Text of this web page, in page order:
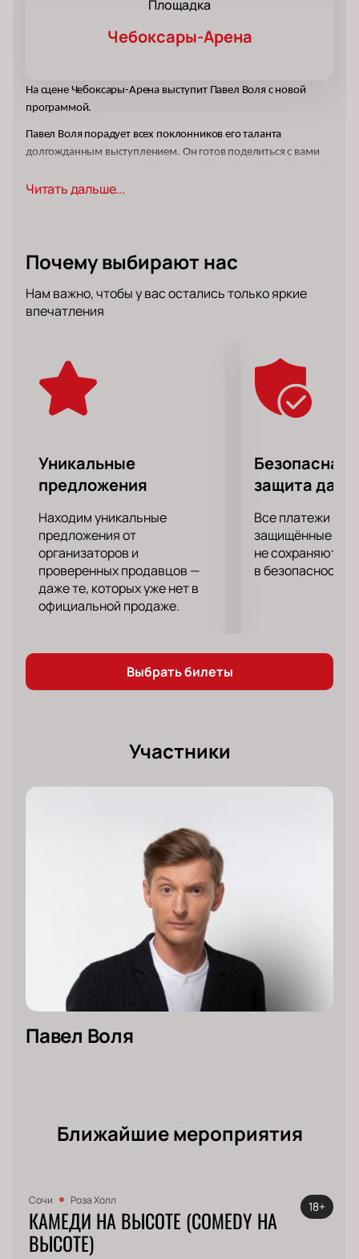
Площадка
Чебоксары-Арена
На сцене Чебоксары-Арена выступит Павел Воля с новой
программой.
Павел Воля порадует всех поклонников его таланта
долгожданным выступлением. Он готов поделиться с вами
любимых и проверенных временем композиций.
жизнью и  будучи помимо своего творческого пути вполне
Станьте одним тех, кто услышит выступление своего
которое останется с вами надолго.
Читать дальше...
Почему выбирают нас
Нам важно, чтобы у вас остались только яркие
впечатления
Уникальные
предложения
Находим уникальные
предложения от
организаторов и
проверенных продавцов —
даже те, которых уже нет в
официальной продаже.
Безопасная
защита
Все платежи
защищённые
не сохраняются
в безопасности.
Выбрать билеты
Участники
Павел Воля
Ближайшие мероприятия
Сочи Роза Холл
КАМЕДИ НА ВЫСОТЕ (COMEDY НА
ВЫСОТЕ)
18+